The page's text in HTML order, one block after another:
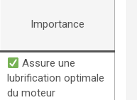
Importance
Assure une
lubrification optimale
du moteur